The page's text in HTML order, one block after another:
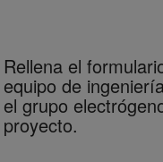
Rellena el
equipo de
el grupo
proyecto.